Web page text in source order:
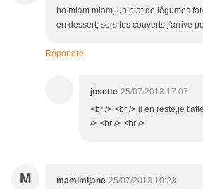
ho miam miam, un plat de légumes
en dessert, sors les couverts j'arrive
Répondre
josette 25/07/2013 17:07
<br /> <br /> il en reste,je
/> <br /> <br />
M mamimijane 25/07/2013 10:23